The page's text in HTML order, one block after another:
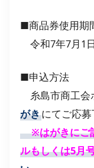
■商品券使用期
令和7年7月1
■申込方法
糸島市商工会
がきにてご応募
※はがきにご
ルもしくは5月